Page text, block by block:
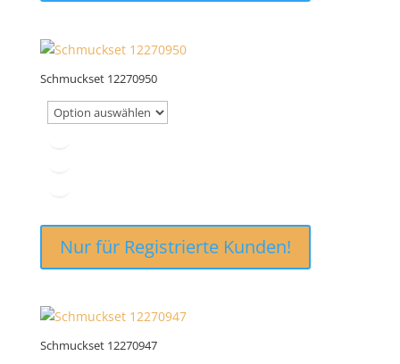
Schmuckset 12270950
Nur für Registrierte Kunden!
Schmuckset 12270947